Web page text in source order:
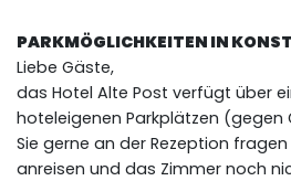
PARKMÖGLICHKEITEN IN
Liebe Gäste,
das Hotel Alte Post verfügt über
hoteleigenen Parkplätzen (gegen
Sie gerne an der Rezeption
anreisen und das Zimmer noch